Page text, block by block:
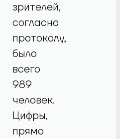
зрителей,
согласно
протоколу,
было
всего
989
человек.
Цифры,
прямо